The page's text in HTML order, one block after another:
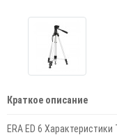
Краткое описание
ERA ED 6